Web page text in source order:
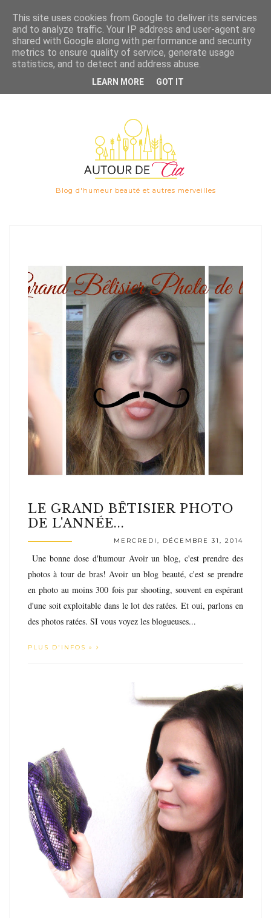

Blog d'humeur beauté et autres merveilles
LE GRAND BÊTISIER PHOTO
DE L'ANNÉE...
MERCREDI, DÉCEMBRE 31, 2014
Une bonne dose d'humour Avoir un blog, c'est prendre des
photos à tour de bras! Avoir un blog beauté, c'est se prendre
en photo au moins 300 fois par shooting, souvent en espérant
d'une soit exploitable dans le lot des ratées. Et oui, parlons en
des photos ratées. SI vous voyez les blogueuses...
PLUS D'INFOS »
This site uses cookies from Google to deliver its services
and to analyze traffic. Your IP address and user-agent are
shared with Google along with performance and security
metrics to ensure quality of service, generate usage
statistics, and to detect and address abuse.
LEARN MORE GOT IT